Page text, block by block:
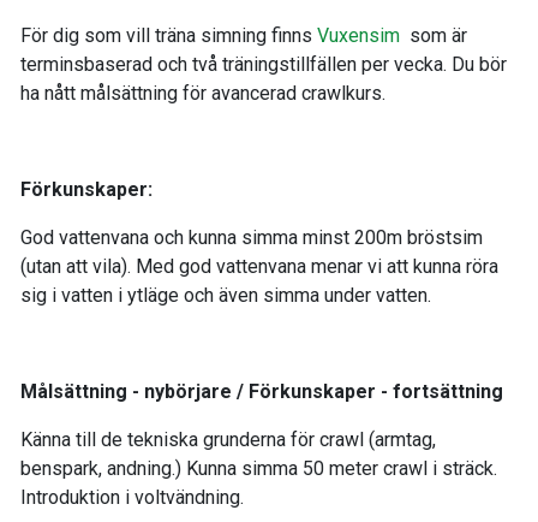
För dig som vill träna simning finns Vuxensim som är
terminsbaserad och två träningstillfällen per vecka. Du bör
ha nått målsättning för avancerad crawlkurs.
Förkunskaper:
God vattenvana och kunna simma minst 200m bröstsim
(utan att vila). Med god vattenvana menar vi att kunna röra
sig i vatten i ytläge och även simma under vatten.
Målsättning - nybörjare / Förkunskaper - fortsättning
Känna till de tekniska grunderna för crawl (armtag,
benspark, andning.) Kunna simma 50 meter crawl i sträck.
Introduktion i voltvändning.